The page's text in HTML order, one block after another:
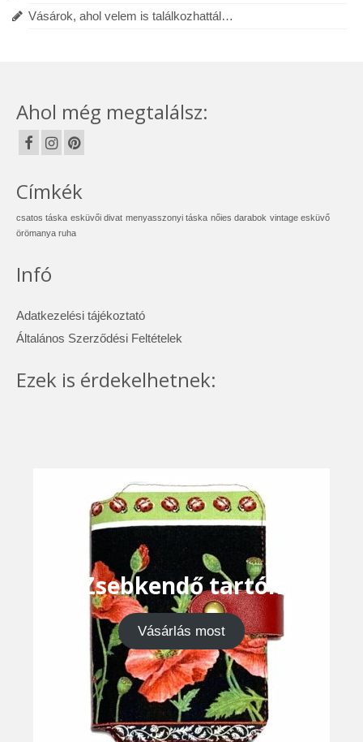
Vásárok, ahol velem is találkozhattál…
Ahol még megtalálsz:
Címkék
csatos táska esküvői divat menyasszonyi táska nőies darabok vintage esküvő
örömanya ruha
Infó
Adatkezelési tájékoztató
Általános Szerződési Feltételek
Ezek is érdekelhetnek:
Zsebkendő tartók
Vásárlás most